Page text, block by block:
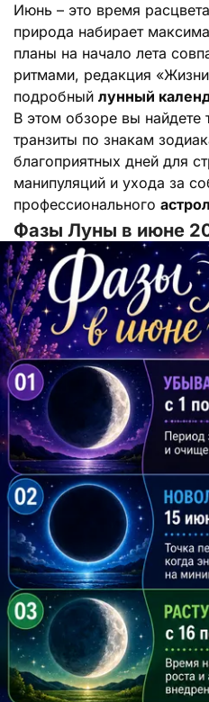
Июнь – это время
природа набирает
планы на начало лета
ритмами, редакция
подробный лунный
В этом обзоре вы
транзиты по знакам
благоприятных дней для
манипуляций и ухода за
профессионального
Фазы Луны в июне